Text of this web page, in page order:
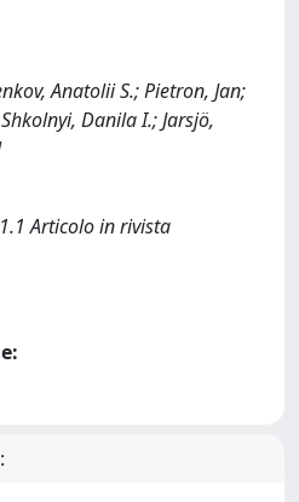
Anatolii S.; Pietron, Jan;
Danila I.; Jarsjö,
Articolo in rivista